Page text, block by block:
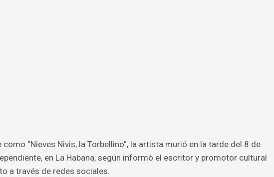
“Nieves Nivis, la Torbellino”, la artista murió en la tarde del 8 de
en La Habana, según informó el escritor y promotor cultural
a través de redes sociales.